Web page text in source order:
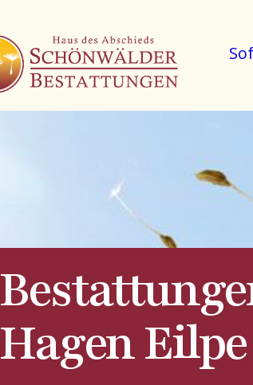
Hagen Eilpe